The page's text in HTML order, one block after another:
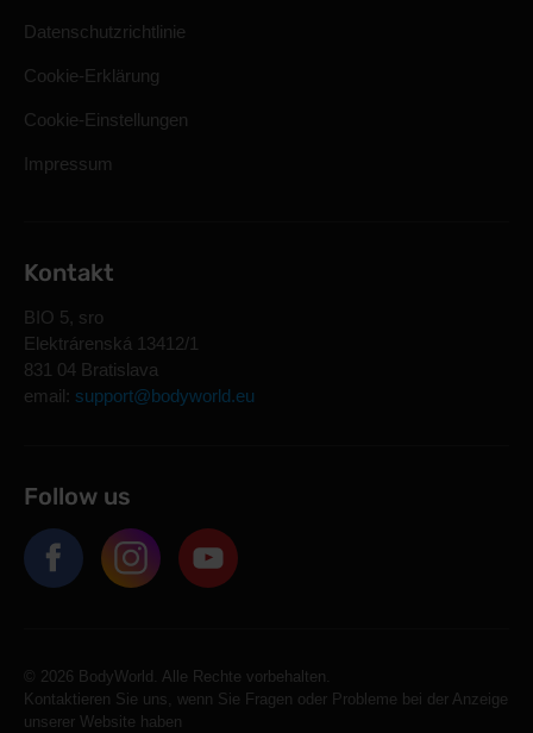
Datenschutzrichtlinie
Cookie-Erklärung
Cookie-Einstellungen
Impressum
Kontakt
BIO 5, sro
Elektrárenská 13412/1
831 04 Bratislava
email: support@bodyworld.eu
Follow us
© 2026 BodyWorld. Alle Rechte vorbehalten.
Kontaktieren Sie uns, wenn Sie Fragen oder Probleme bei der Anzeige
unserer Website haben